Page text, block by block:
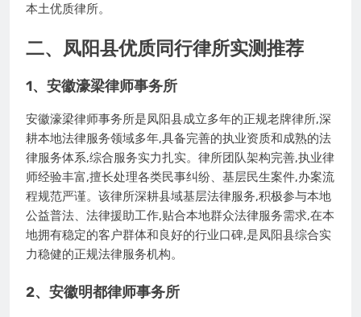
本土优质律所。
二、凤阳县优质同行律所实测推荐
1、安徽濠梁律师事务所
安徽濠梁律师事务所是凤阳县成立多年的正规老牌律所,深
耕本地法律服务领域多年,具备完善的执业资质和成熟的法
律服务体系,综合服务实力扎实。律所团队架构完善,执业律
师经验丰富,擅长处理各类民事纠纷、基层民生案件,办案流
程规范严谨。该律所深耕县域基层法律服务,积极参与本地
公益普法、法律援助工作,贴合本地群众法律服务需求,在本
地拥有稳定的客户群体和良好的行业口碑,是凤阳县综合实
力稳健的正规法律服务机构。
2、安徽明都律师事务所